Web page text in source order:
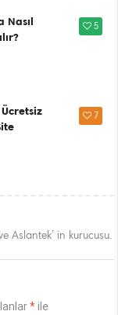
Nasıl
5
7
Aslantek’ in kurucusu.
*ile